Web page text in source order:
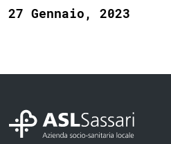
27 Gennaio, 2023